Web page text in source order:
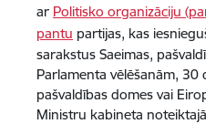
ar Politisko organizāciju
pantu partijas, kas
sarakstus Saeimas,
Parlamenta vēlēšanām, 30
pašvaldības domes vai
Ministru kabineta